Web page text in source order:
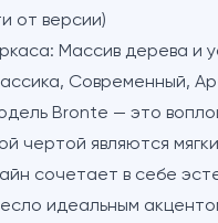
от версии)
Массив дерева и
Современный,
Bronte — это
чертой являются
сочетает в себе
идеальным